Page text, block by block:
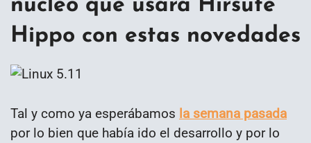
núcleo que usará Hirsute
Hippo con estas novedades
Tal y como ya esperábamos la semana pasada
por lo bien que había ido el desarrollo y por lo